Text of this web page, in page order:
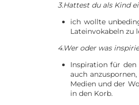
3.Hattest du als Kind
ich wollte
Lateinvokabeln zu
4.Wer oder was
Inspiration für
auch
Medien und der
in den Korb.